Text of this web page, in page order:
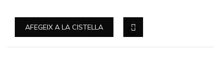
AFEGEIX A LA CISTELLA